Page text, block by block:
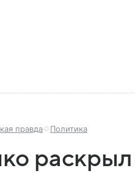
правда Политика